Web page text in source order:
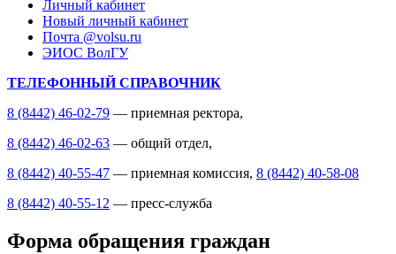
Личный кабинет
Новый личный кабинет
Почта @volsu.ru
ЭИОС ВолГУ
ТЕЛЕФОННЫЙ СПРАВОЧНИК
8 (8442) 46-02-79 — приемная ректора,
8 (8442) 46-02-63 — общий отдел,
8 (8442) 40-55-47 — приемная комиссия, 8 (8442) 40-58-08
8 (8442) 40-55-12 — пресс-служба
Форма обращения граждан